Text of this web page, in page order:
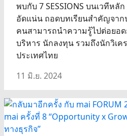
พบกับ 7 SESSIONS บนเวทีห
อัดแน่น ถอดบทเรียนสำคัญจา
คนสามารถนำความรู้ไปต่อยอ
บริหาร นักลงทุน รวมถึงนักวิเ
ประเทศไทย
11 มิ.ย. 2024